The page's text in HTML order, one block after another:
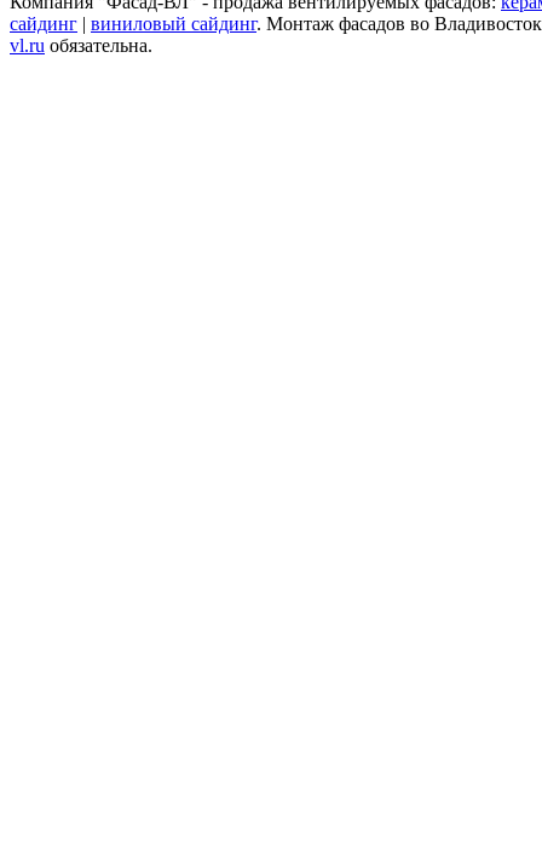
сайдинг | виниловый сайдинг. Монтаж фасадов во
vl.ru обязательна.